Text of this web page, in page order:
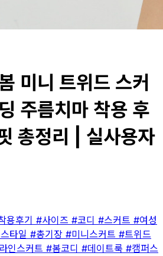
미니 트위드 스커
주름치마 착용 후
총정리 | 실사용자
용후기 #사이즈 #코디 #스커트 #여성
타일 #총기장 #미니스커트 #트위드
인스커트 #봄코디 #데이트룩 #캠퍼스